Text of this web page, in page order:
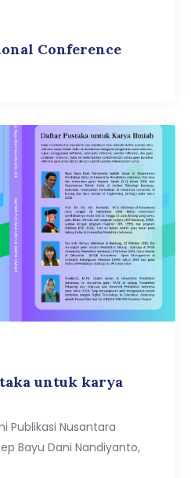
Conference
untuk karya
Publikasi Nusantara
Bayu Dani Nandiyanto,